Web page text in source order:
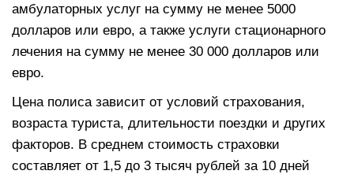
амбулаторных услуг на сумму не менее 5000
долларов или евро, а также услуги стационарного
лечения на сумму не менее 30 000 долларов или
евро.
Цена полиса зависит от условий страхования,
возраста туриста, длительности поездки и других
факторов. В среднем стоимость страховки
составляет от 1,5 до 3 тысяч рублей за 10 дней